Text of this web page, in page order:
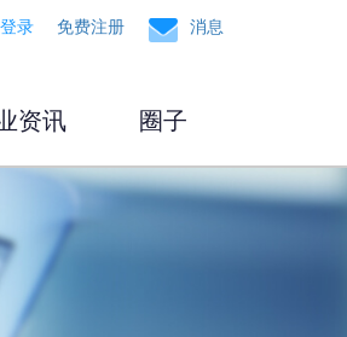
录 免费注册 消息
资讯 圈子